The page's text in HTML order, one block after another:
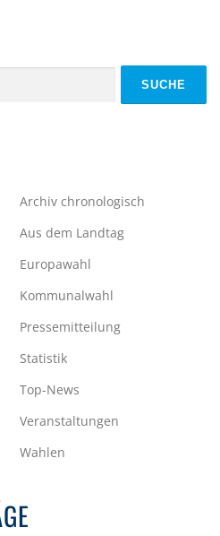
Archiv chronologisch
Aus dem Landtag
Europawahl
Kommunalwahl
Pressemitteilung
Statistik
Top-News
Veranstaltungen
Wahlen